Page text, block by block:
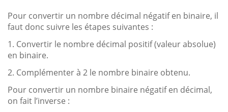
Pour convertir un nombre décimal négatif en binaire, il
faut donc suivre les étapes suivantes :
1. Convertir le nombre décimal positif (valeur absolue)
en binaire.
2. Complémenter à 2 le nombre binaire obtenu.
Pour convertir un nombre binaire négatif en décimal,
on fait l’inverse :